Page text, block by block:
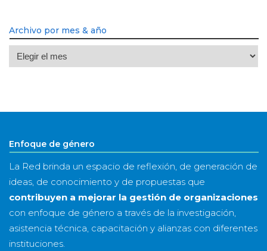
Archivo por mes & año
Archivo
por
año
Enfoque de género
La Red brinda un espacio de reflexión, de generación de
ideas, de conocimiento y de propuestas que
contribuyen a mejorar la gestión de organizaciones
con enfoque de género a través de la investigación,
asistencia técnica, capacitación y alianzas con diferentes
instituciones.